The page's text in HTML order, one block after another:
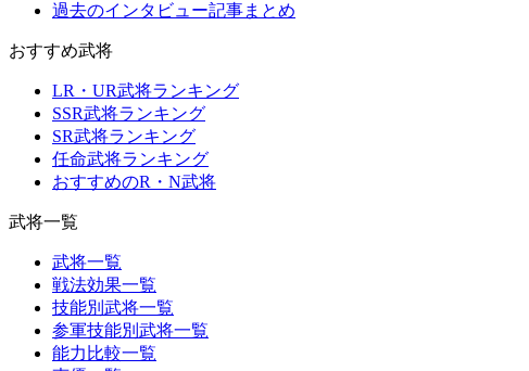
過去のインタビュー記事まとめ
おすすめ武将
LR・UR武将ランキング
SSR武将ランキング
SR武将ランキング
任命武将ランキング
おすすめのR・N武将
武将一覧
武将一覧
戦法効果一覧
技能別武将一覧
参軍技能別武将一覧
能力比較一覧